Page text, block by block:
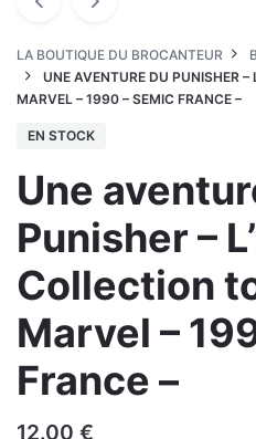
LA BOUTIQUE DU BROCANTEUR
UNE AVENTURE DU PUNISHER –
MARVEL – 1990 – SEMIC FRANCE –
EN STOCK
Une
Punisher –
Collection
Marvel –
France –
12.00 €